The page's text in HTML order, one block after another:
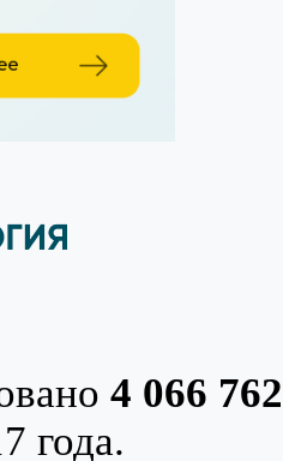
4 066
года.